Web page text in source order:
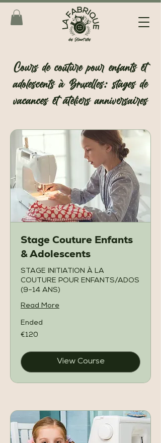
Coursde couture pour enfants et
adolescents à Bruxelles: stages de
vacances et ateliers anniversaires
Stage Couture Enfants
& Adolescents
STAGE INITIATION À LA
COUTURE POUR ENFANTS/ADOS
(9–14 ANS)
Read More
Ended
120
euros
€120
View Course